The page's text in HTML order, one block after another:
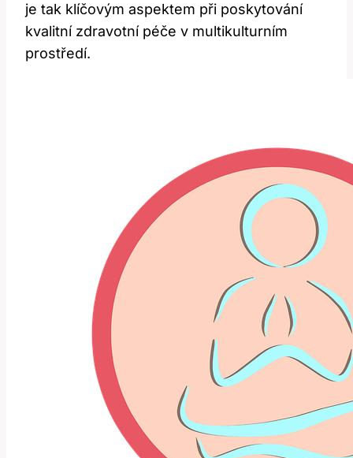
je tak klíčovým aspektem při poskytování
kvalitní zdravotní péče v multikulturním
prostředí.